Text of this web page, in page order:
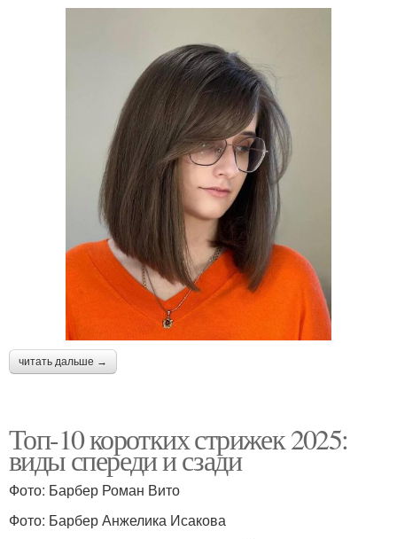
читать дальше →
Топ-10 коротких стрижек 2025:
виды спереди и сзади
Фото: Барбер Роман Вито
Фото: Барбер Анжелика Исакова